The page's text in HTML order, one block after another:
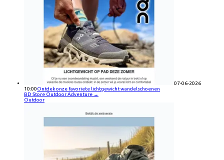
07-06-2026
10:00Ontdek onze favoriete lichtgewicht wandelschoenen
BD Store Outdoor Adventure →
Outdoor